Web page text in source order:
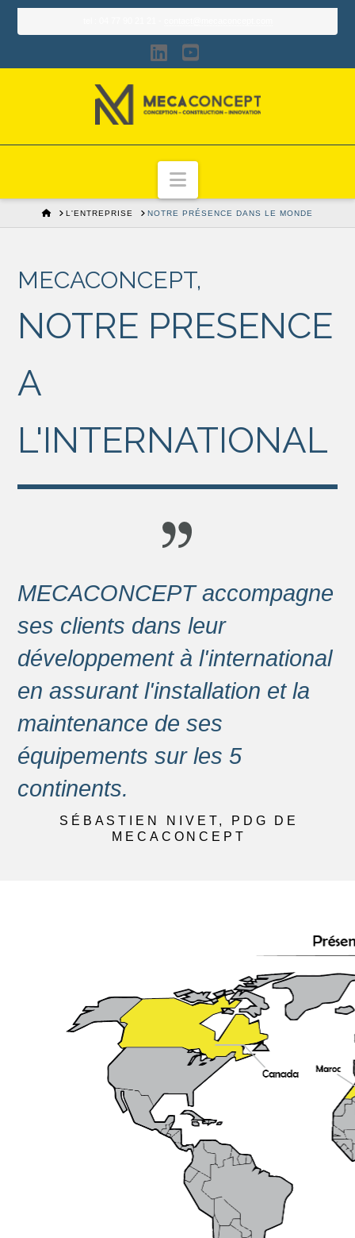
LinkedIn
YouTube
Navigation
HOMEL'ENTREPRISE NOTRE PRÉSENCE DANS LE MONDE
MECACONCEPT,
NOTRE PRESENCE
A
L'INTERNATIONAL
MECACONCEPT accompagne
ses clients dans leur
développement à l'international
en assurant l'installation et la
maintenance de ses
équipements sur les 5
continents.
SÉBASTIEN NIVET, PDG DE
MECACONCEPT